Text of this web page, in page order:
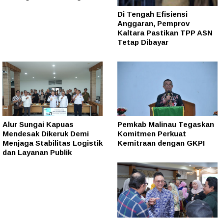
Di Tengah Efisiensi
Anggaran, Pemprov
Kaltara Pastikan TPP ASN
Tetap Dibayar
Alur Sungai Kapuas
Mendesak Dikeruk Demi
Menjaga Stabilitas Logistik
dan Layanan Publik
Pemkab Malinau Tegaskan
Komitmen Perkuat
Kemitraan dengan GKPI